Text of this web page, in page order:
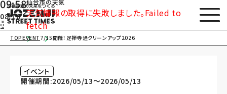
09:58
08/10
MON
天気情報の取得に失敗しました。Failed to
fetch
TOPEVENT 7/15開催！定禅寺通クリーンアップ2026
イベント
開催期間:2026/05/13〜2026/05/13